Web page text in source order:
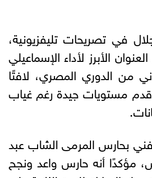
في تصريحات تليفزيونية،
الأبرز لأداء الإسماعيلي
من الدوري المصري، لافتًا
قدم مستويات جيدة رغم غياب
بحارس المرمى الشاب عبد
مؤكدًا أنه حارس واعد ونجح